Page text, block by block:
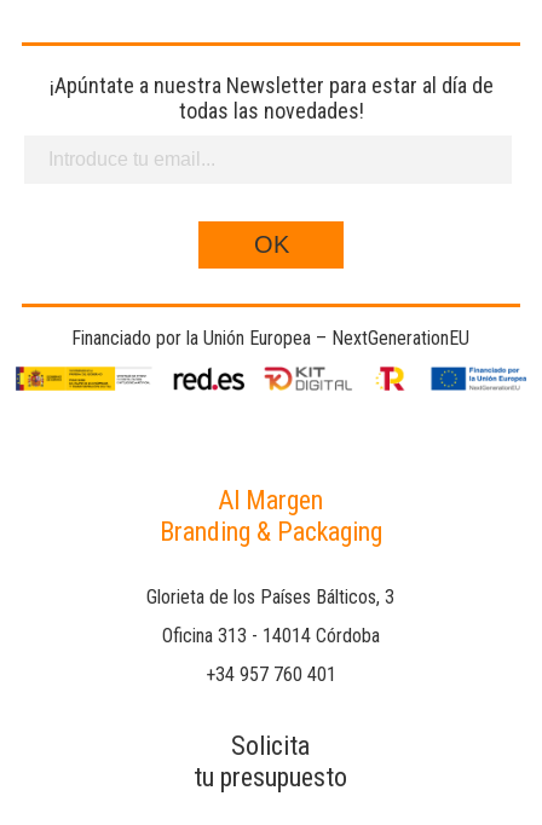
¡Apúntate a nuestra Newsletter para estar al día de
todas las novedades!
Financiado por la Unión Europea – NextGenerationEU
Al Margen
Branding & Packaging
Glorieta de los Países Bálticos, 3
Oficina 313 - 14014 Córdoba
+34 957 760 401
Solicita
tu presupuesto